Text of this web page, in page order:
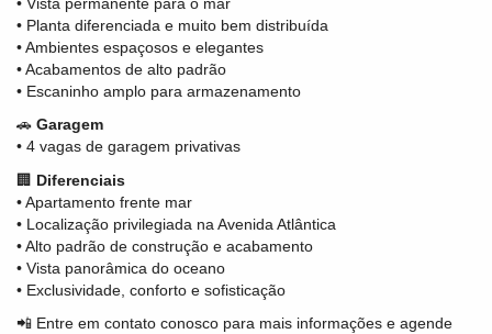
• Planta diferenciada e muito bem distribuída
• Ambientes espaçosos e elegantes
• Acabamentos de alto padrão
• Escaninho amplo para armazenamento
🚗 Garagem
• 4 vagas de garagem privativas
🏢 Diferenciais
• Apartamento frente mar
• Localização privilegiada na Avenida Atlântica
• Alto padrão de construção e acabamento
• Vista panorâmica do oceano
• Exclusividade, conforto e sofisticação
📲 Entre em contato conosco para mais informações e agende